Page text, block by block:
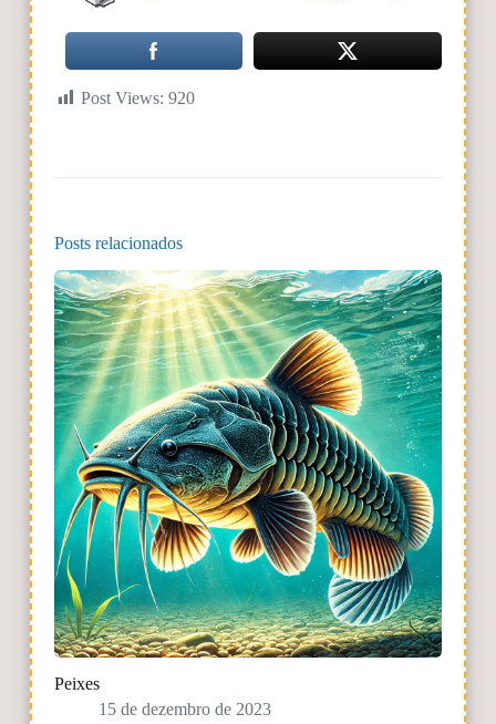
Post Views: 920
Posts relacionados
Peixes
15 de dezembro de 2023